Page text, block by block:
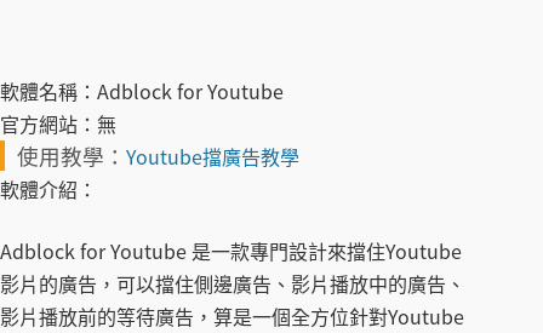
軟體名稱： Adblock for Youtube
官方網站： 無
使用教學： Youtube擋廣告教學
軟體介紹：
Adblock for Youtube 是一款專門設計來擋住Youtube
影片的廣告，可以擋住側邊廣告、影片播放中的廣告、
影片播放前的等待廣告，算是一個全方位針對Youtube